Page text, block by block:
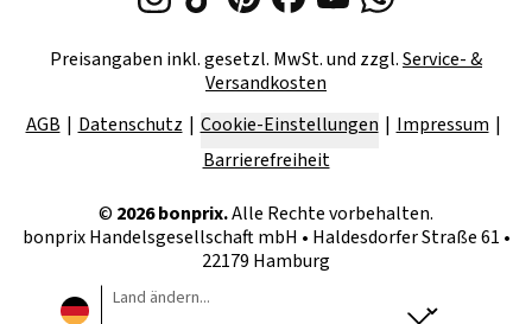
Preisangaben inkl. gesetzl. MwSt. und zzgl.Service- &
Versandkosten
AGB
Datenschutz Cookie-Einstellungen
Impressum
Barrierefreiheit
© 2026bonprix.Alle Rechte vorbehalten.
bonprix Handelsgesellschaft mbH • Haldesdorfer Straße 61 •
22179 Hamburg
Land ändern...